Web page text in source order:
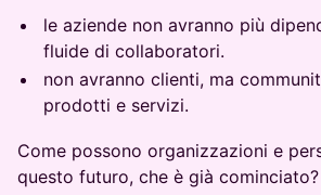
le aziende non avranno più
fluide di collaboratori.
non avranno clienti, ma
prodotti e servizi.
Come possono organizzazioni e
questo futuro, che è già cominciato?